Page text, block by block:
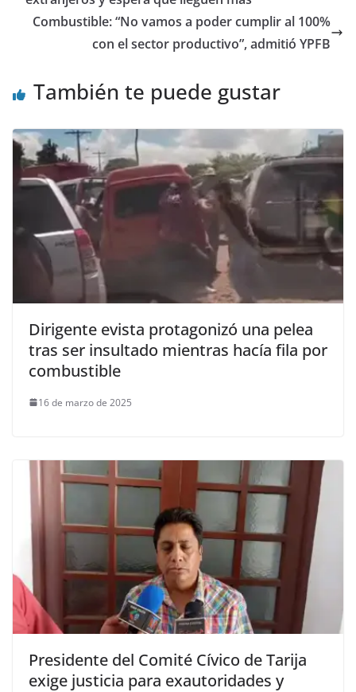
Combustible: “No vamos a poder cumplir al 100%
con el sector productivo”, admitió YPFB
También te puede gustar
Dirigente evista protagonizó una pelea
tras ser insultado mientras hacía fila por
combustible
16 de marzo de 2025
Presidente del Comité Cívico de Tarija
exige justicia para exautoridades y